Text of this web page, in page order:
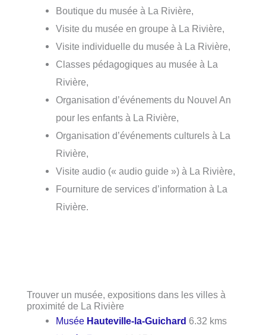
Boutique du musée à La Rivière,
Visite du musée en groupe à La Rivière,
Visite individuelle du musée à La Rivière,
Classes pédagogiques au musée à La
Rivière,
Organisation d’événements du Nouvel An
pour les enfants à La Rivière,
Organisation d’événements culturels à La
Rivière,
Visite audio (« audio guide ») à La Rivière,
Fourniture de services d’information à La
Rivière.
Trouver un musée, expositions dans les villes à
proximité de La Rivière
Musée Hauteville-la-Guichard 6.32 kms